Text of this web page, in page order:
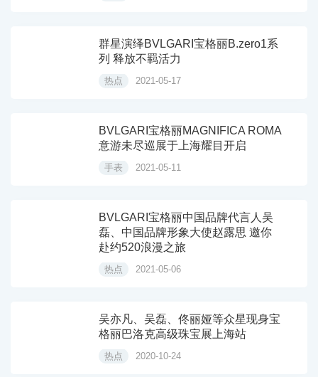
群星演绎BVLGARI宝格丽B.zero1系
列 释放不羁活力
热点 2021-05-17
BVLGARI宝格丽MAGNIFICA ROMA
意游未尽巡展于上海耀目开启
手表 2021-05-11
BVLGARI宝格丽中国品牌代言人吴
磊、中国品牌形象大使赵露思 邀你
赴约520浪漫之旅
热点 2021-05-06
吴亦凡、吴磊、佟丽娅等众星现身宝
格丽巴洛克高级珠宝展上海站
热点 2020-10-24